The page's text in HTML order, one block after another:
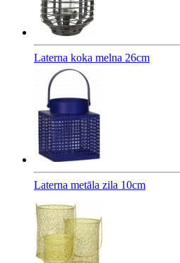
Laterna koka melna 26cm
Laterna metāla zila 10cm